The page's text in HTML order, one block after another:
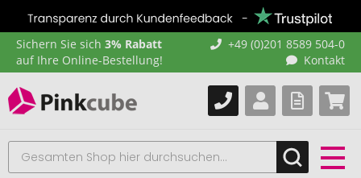
Sichern Sie sich 3% Rabatt
auf Ihre Online-Bestellung!
+49 (0)201 8589 504-0
Kontakt